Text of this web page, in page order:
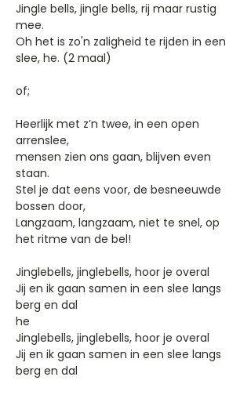
Jingle bells, jingle bells, rij maar rustig
mee.
Oh het is zo'n zaligheid te rijden in een
slee, he. (2 maal)
of;
Heerlijk met z’n twee, in een open
arrenslee,
mensen zien ons gaan, blijven even
staan.
Stel je dat eens voor, de besneeuwde
bossen door,
Langzaam, langzaam, niet te snel, op
het ritme van de bel!
Jinglebells, jinglebells, hoor je overal
Jij en ik gaan samen in een slee langs
berg en dal
he
Jinglebells, jinglebells, hoor je overal
Jij en ik gaan samen in een slee langs
berg en dal